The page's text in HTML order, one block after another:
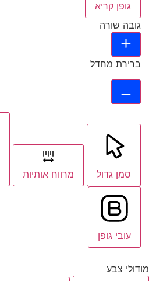
גופן קריא
גובה שורה
ברירת מחדל
סמן גדול מרווח אותיות
עובי גופן
מודולי צבע